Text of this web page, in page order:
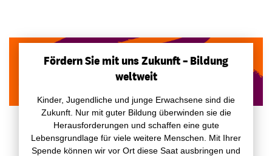
Fördern Sie mit uns Zukunft – Bildung
weltweit
Kinder, Jugendliche und junge Erwachsene sind die
Zukunft. Nur mit guter Bildung überwinden sie die
Herausforderungen und schaffen eine gute
Lebensgrundlage für viele weitere Menschen. Mit Ihrer
Spende können wir vor Ort diese Saat ausbringen und